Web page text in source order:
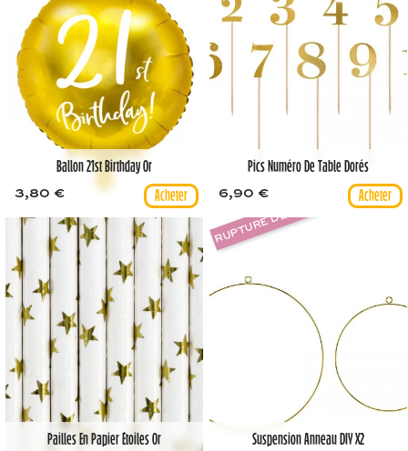
Ballon 21st Birthday Or
3,80 €
Pics Numéro De Table Dorés
6,90 €
Pailles En Papier Étoiles Or Suspension Anneau DIY X2
RUPTURE DE STOCK